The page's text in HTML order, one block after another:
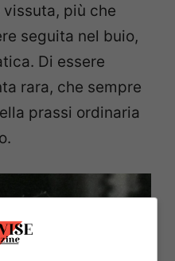
più che
seguita nel buio,
Di essere
rara, che sempre
prassi ordinaria